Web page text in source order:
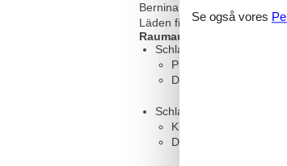
Bernina ist im Engadinerstil
Läden finden. Der Bahnhof
Raumaufteilung
Schlafzimmer, 2 Personen
Privates Badezimmer,
Doppelbett
Schlafzimmer, 2 Personen
Kleiderschrank
Doppelbett (Offenes
Se også vores